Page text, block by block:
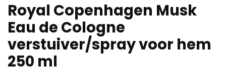
Royal Copenhagen Musk
Eau de Cologne
verstuiver/spray voor hem
250 ml